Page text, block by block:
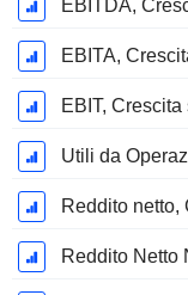
EBITDA,
EBITA,
EBIT,
Reddito netto,